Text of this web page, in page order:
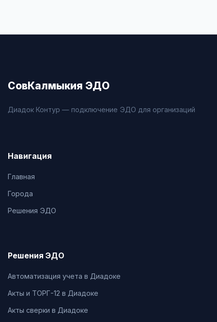
СовКалмыкия ЭДО
Диадок Контур — подключение ЭДО для организаций
Навигация
Главная
Города
Решения ЭДО
Решения ЭДО
Автоматизация учета в Диадоке
Акты и ТОРГ-12 в Диадоке
Акты сверки в Диадоке